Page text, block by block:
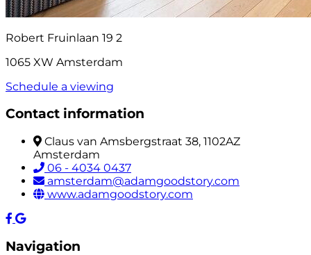
Robert Fruinlaan 19 2
1065 XW Amsterdam
Schedule a viewing
Contact information
Claus van Amsbergstraat 38, 1102AZ
Amsterdam
06 - 4034 0437
amsterdam@adamgoodstory.com
www.adamgoodstory.com
Navigation